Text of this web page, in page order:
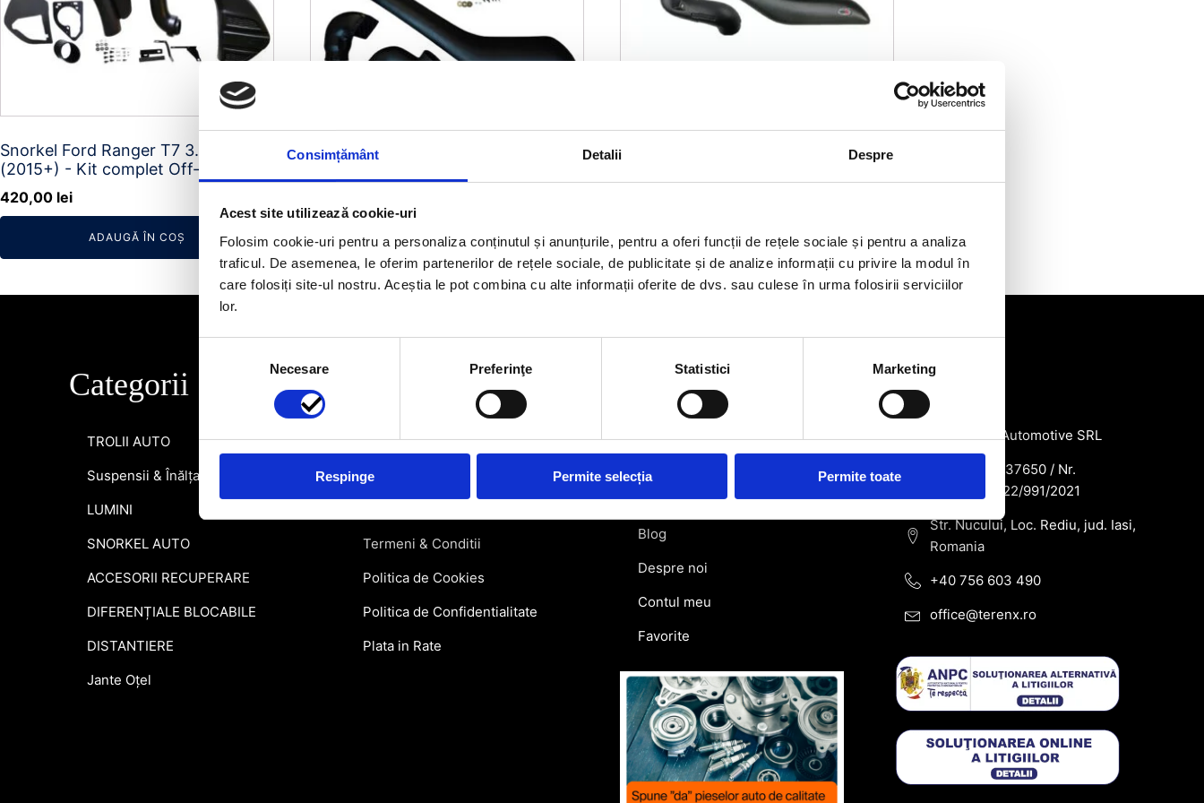
Consimțământ Detalii Despre
Acest site utilizează cookie-uri
Folosim cookie-uri pentru a personaliza conținutul și anunțurile, pentru a oferi funcții de rețele sociale și pentru a analiza
traficul. De asemenea, le oferim partenerilor de rețele sociale, de publicitate și de analize informații cu privire la modul în
care folosiți site-ul nostru. Aceștia le pot combina cu alte informații oferite de dvs. sau culese în urma folosirii serviciilor
lor.
consimțământului
Necesare Preferinţe Statistici Marketing
Respinge Permite selecția Permite toate
Snorkel Ford Ranger T7 3.2 TDI
(2015+) - Kit complet Off-Road
420,00 lei
ADAUGĂ ÎN COȘ
Snorkel Ford Ranger PX2/PX3
2015-2022
inițial
a
fost:
450,00 lei.
este:
399,00 lei.
ADAUGĂ ÎN COȘ
Snorkel Ford Ranger PX1/PX2/PX3
a
fost:
450,00 lei.
este:
399,00 lei.
ADAUGĂ ÎN COȘ
Categorii
TROLII AUTO
Suspensii & Înălțare
LUMINI
SNORKEL AUTO
ACCESORII RECUPERARE
DIFERENȚIALE BLOCABILE
DISTANTIERE
Jante Oțel
Informatii utile
Informatii Livrare
Garantie si Retur
Termeni & Conditii
Politica de Cookies
Politica de Confidentialitate
Plata in Rate
Link-uri rapide
Retragere din contract
Contact
Blog
Despre noi
Contul meu
Favorite
Contact
SC Terenx Automotive SRL
CUI: RO43937650 / Nr.
Reg.Com: J22/991/2021
Str. Nucului, Loc. Rediu, jud. Iasi,
Romania
+40 756 603 490
office@terenx.ro